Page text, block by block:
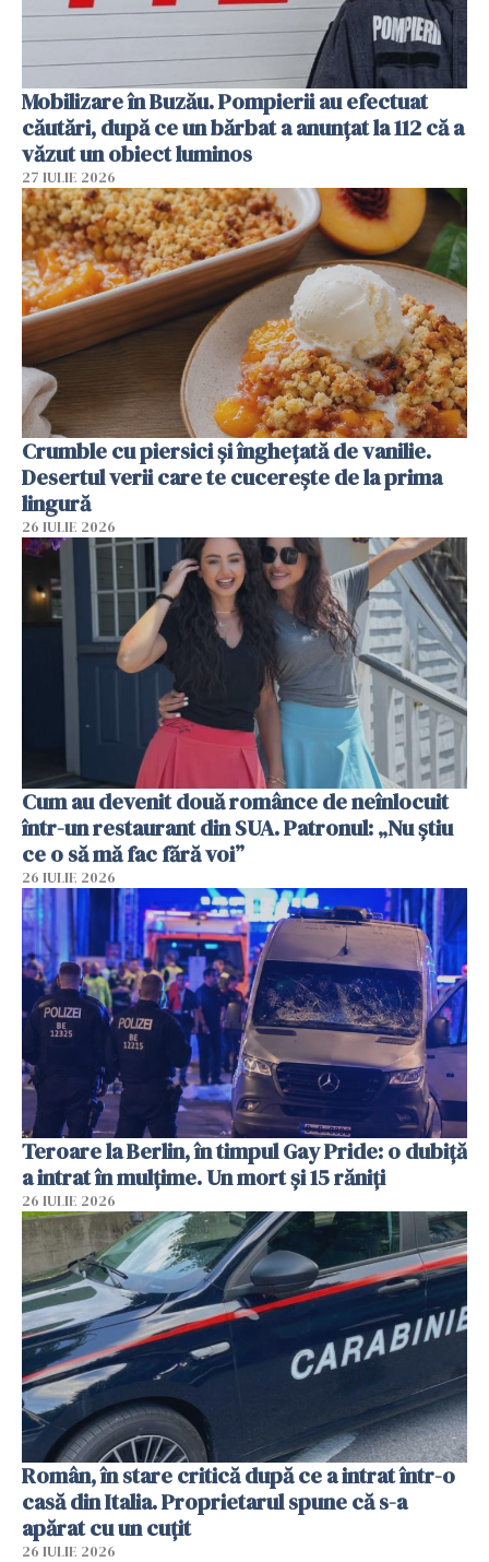
Mobilizare în Buzău. Pompierii au efectuat
căutări, după ce un bărbat a anunțat la 112 că a
văzut un obiect luminos
27 IULIE 2026
Crumble cu piersici și înghețată de vanilie.
Desertul verii care te cucerește de la prima
lingură
26 IULIE 2026
Cum au devenit două românce de neînlocuit
într-un restaurant din SUA. Patronul: „Nu știu
ce o să mă fac fără voi”
26 IULIE 2026
Teroare la Berlin, în timpul Gay Pride: o dubiță
a intrat în mulțime. Un mort și 15 răniți
26 IULIE 2026
Român, în stare critică după ce a intrat într-o
casă din Italia. Proprietarul spune că s-a
apărat cu un cuțit
26 IULIE 2026